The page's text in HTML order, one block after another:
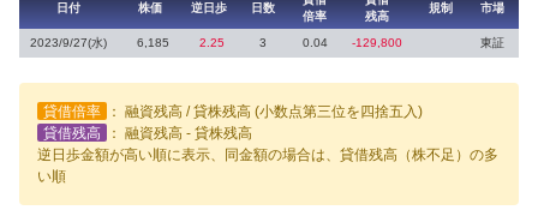
日付 株価 逆日歩 日数
倍率
残高
規制 市場
2023/9/27(水) 6,185 2.25 3 0.04 -129,800 東証
貸借倍率
： 融資残高 / 貸株残高 (小数点第三位を四捨五入)
貸借残高
： 融資残高 - 貸株残高
逆日歩金額が高い順に表示、同金額の場合は、貸借残高（株不足）の多
い順